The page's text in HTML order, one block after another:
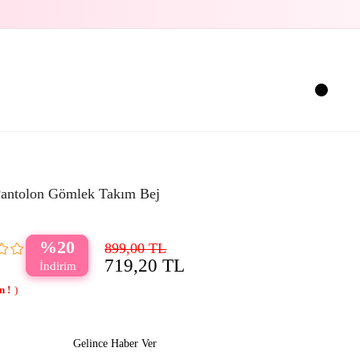
Gömlek Takım Bej
20 899,00 TL
719,20 TL
Gelince Haber Ver